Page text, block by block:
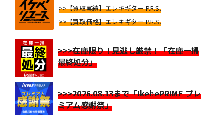
>>【買取実績】エレキギター P.R.S.
>>【買取価格】エレキギター P.R.S.
>>>在庫限り！見逃し厳禁！「在庫一掃
最終処分」
>>>2026.08.13まで「IkebePRIME プレ
ミアム感謝祭」